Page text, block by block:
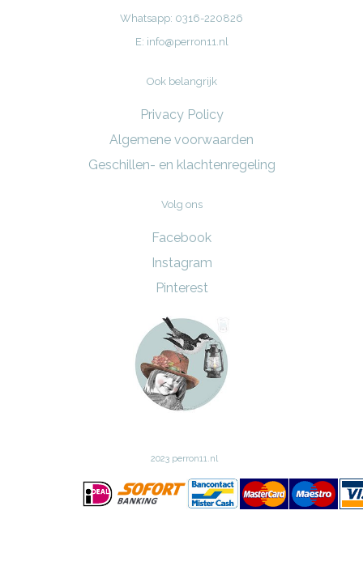
Whatsapp: 0316-220826
E: info@perron11.nl
Ook belangrijk
Privacy Policy
Algemene voorwaarden
Geschillen- en klachtenregeling
Volg ons
Facebook
Instagram
Pinterest
2023 perron11.nl